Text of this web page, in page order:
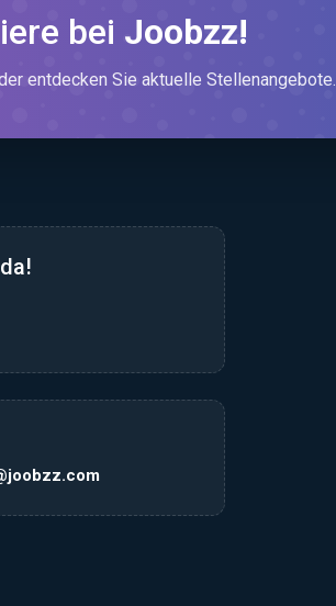
bei Joobzz!
entdecken Sie aktuelle Stellenangebote.